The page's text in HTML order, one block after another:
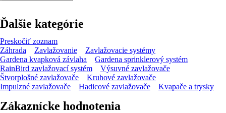
Ďalšie kategórie
Preskočiť zoznam
Záhrada
Zavlažovanie
Zavlažovacie systémy
Gardena kvapková závlaha
Gardena sprinklerový systém
RainBird zavlažovací systém
Výsuvné zavlažovače
Štvorplošné zavlažovače
Kruhové zavlažovače
Impulzné zavlažovače
Hadicové zavlažovače Kvapače a trysky
Zákaznícke hodnotenia